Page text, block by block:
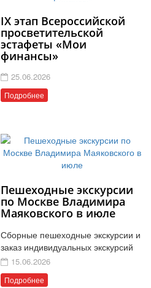
IX этап Всероссийской
просветительской
эстафеты «Мои
финансы»
25.06.2026
Подробнее
Пешеходные экскурсии
по Москве Владимира
Маяковского в июле
Сборные пешеходные экскурсии и
заказ индивидуальных экскурсий
15.06.2026
Подробнее